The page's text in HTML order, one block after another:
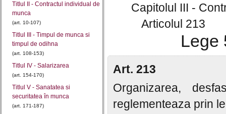
Titlul II - Contractul individual de
munca
(art. 10-107)
Titlul III - Timpul de munca si
timpul de odihna
(art. 108-153)
Titlul IV - Salarizarea
(art. 154-170)
Titlul V - Sanatatea si
securitatea în munca
(art. 171-187)
Capitolul III -
Articolul 213
Lege
Art. 213
Organizarea,
reglementeaza prin